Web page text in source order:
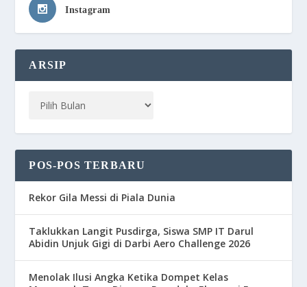
Instagram
ARSIP
POS-POS TERBARU
Rekor Gila Messi di Piala Dunia
Taklukkan Langit Pusdirga, Siswa SMP IT Darul
Abidin Unjuk Gigi di Darbi Aero Challenge 2026
Menolak Ilusi Angka Ketika Dompet Kelas